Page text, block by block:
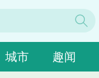
城市 趣闻